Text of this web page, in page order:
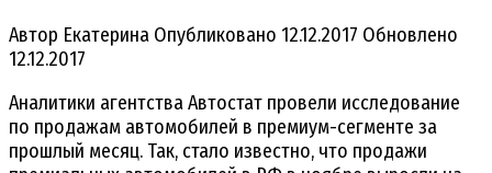
Автор Екатерина Опубликовано 12.12.2017 Обновлено
12.12.2017
Аналитики агентства Автостат провели исследование
по продажам автомобилей в премиум-сегменте за
прошлый месяц. Так, стало известно, что продажи